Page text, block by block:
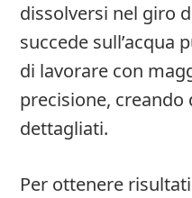
dissolversi nel giro
succede sull’acqua
di lavorare con
precisione,
dettagliati.
Per ottenere